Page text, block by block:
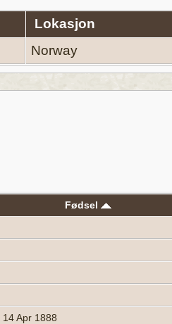
Lokasjon
Norway
Fødsel
14 Apr 1888